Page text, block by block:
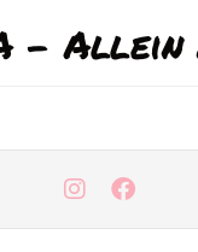
- Allein